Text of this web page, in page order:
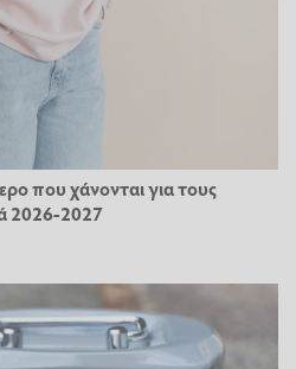
που χάνονται για τους
2026-2027